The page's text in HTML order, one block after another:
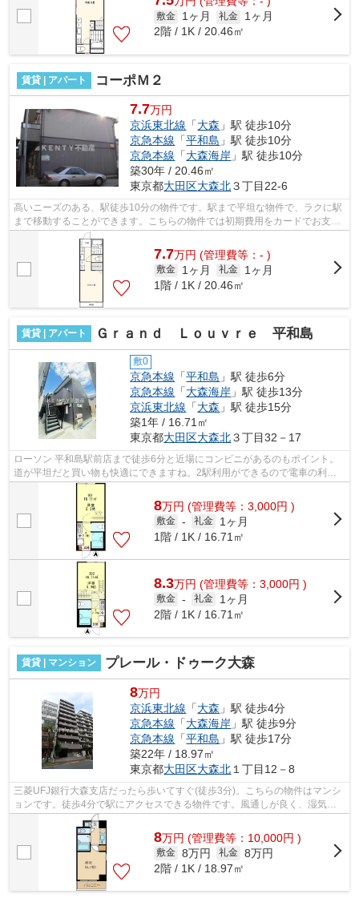
敷金 1ヶ月 礼金
1ヶ月
2階 / 1K / 20.46㎡
賃貸 | アパート コーポＭ２
7.7万円
京浜東北線 「大森 」駅 徒歩10分
京急本線 「平和島 」駅 徒歩10分
京急本線 「大森海岸 」駅 徒歩10分
築30年 / 20.46㎡
東京都大田区大森北３丁目22-6
高いニーズのある、駅徒歩10分の物件です。駅まで平坦な物件で、ラクに駅
まで移動することができます。こちらの物件では初期費用をカードでお支払
いいただけます。こちらの物件はアパ...
7.7万円 (管理費等：- )
敷金 1ヶ月 礼金
1ヶ月
1階 / 1K / 20.46㎡
賃貸 | アパート Ｇｒａｎｄ Ｌｏｕｖｒｅ 平和島
敷0
京急本線 「平和島 」駅 徒歩6分
京急本線 「大森海岸 」駅 徒歩13分
京浜東北線 「大森 」駅 徒歩15分
築1年 / 16.71㎡
東京都大田区大森北３丁目32－17
ローソン 平和島駅前店まで徒歩6分と近場にコンビニがあるのもポイント。
道が平坦だと買い物も快適にできますね。2駅利用ができるので電車の利用
に役立つアパートです。クレジットカー...
8万円 (管理費等：3,000円 )
敷金 - 礼金
1ヶ月
1階 / 1K / 16.71㎡
8.3万円 (管理費等：3,000円 )
敷金 - 礼金
1ヶ月
2階 / 1K / 16.71㎡
賃貸 | マンション プレール・ドゥーク大森
8万円
京浜東北線 「大森 」駅 徒歩4分
京急本線 「大森海岸 」駅 徒歩9分
京急本線 「平和島 」駅 徒歩17分
築22年 / 18.97㎡
東京都大田区大森北 １丁目12－8
三菱UFJ銀行大森支店だったら歩いてすぐ(徒歩3分)。こちらの物件はマンシ
ョンです。徒歩4分で駅にアクセスできる物件です。風通しが良く、湿気や
カビの心配が少ないマンションです。駅...
8万円 (管理費等：10,000円 )
敷金 8万円 礼金 8万円
2階 / 1K / 18.97㎡